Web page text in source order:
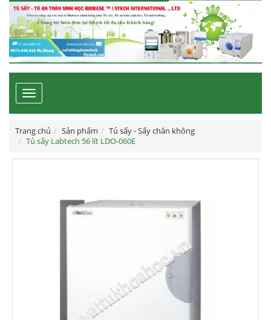
Toggle
navigation
Trang chủ Sản phẩm
Tủ sấy - Sấy chân không
Tủ sấy Labtech 56 lít LDO-060E